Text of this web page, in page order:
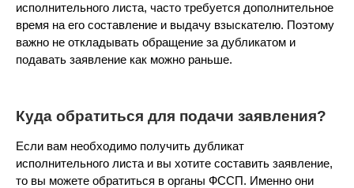
исполнительного листа, часто требуется дополнительное
время на его составление и выдачу взыскателю. Поэтому
важно не откладывать обращение за дубликатом и
подавать заявление как можно раньше.
Куда обратиться для подачи заявления?
Если вам необходимо получить дубликат
исполнительного листа и вы хотите составить заявление,
то вы можете обратиться в органы ФССП. Именно они